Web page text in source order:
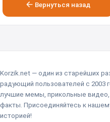
Вернуться назад
Korzik.net — один из старейших
радующий пользователей с
лучшие мемы, прикольные
факты. Присоединяйтесь к
историей!